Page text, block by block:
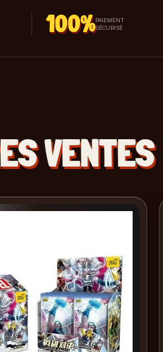
100%PAIEMENT
SÉCURISÉ
VENTES